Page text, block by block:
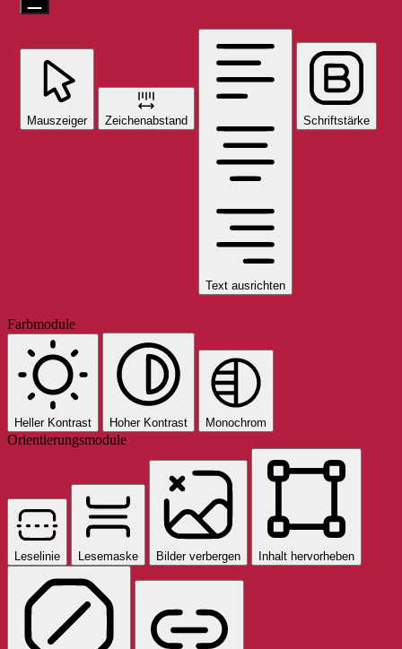
Mauszeiger Zeichenabstand
Text ausrichten
Schriftstärke
Farbmodule
Heller Kontrast Hoher Kontrast Monochrom
Orientierungsmodule
Leselinie Lesemaske Bilder verbergen Inhalt hervorheben